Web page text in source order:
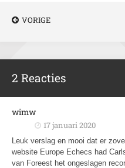
VORIGE
2 Reacties
wimw
17 januari 2020
Leuk verslag en mooi dat er
website Europe Echecs had
van Foreest het ongeslagen